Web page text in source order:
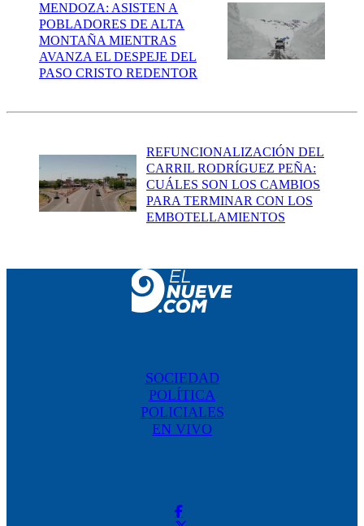
MENDOZA: ASISTEN A
POBLADORES DE ALTA
MONTAÑA MIENTRAS
AVANZA EL DESPEJE DEL
PASO CRISTO REDENTOR
REFUNCIONALIZACIÓN DEL
CARRIL RODRÍGUEZ PEÑA:
CUÁLES SON LOS CAMBIOS
PARA TERMINAR CON LOS
EMBOTELLAMIENTOS
SOCIEDAD
POLÍTICA
POLICIALES
EN VIVO